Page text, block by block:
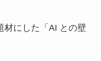
材にした「AI との壁